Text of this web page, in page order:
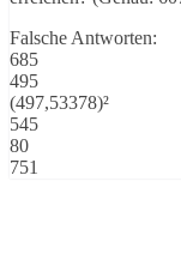
Falsche Antworten:
685
495
(497,53378)²
545
80
751